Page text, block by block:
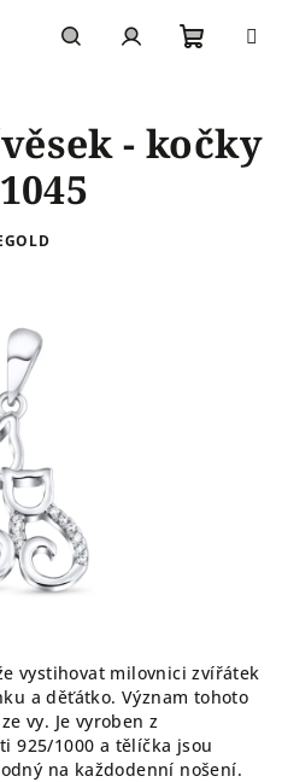
košík
vystihovat milovnici zvířátek
a děťátko. Význam tohoto
vy. Je vyroben z
925/1000 a tělíčka jsou
na každodenní nošení.
- kočky